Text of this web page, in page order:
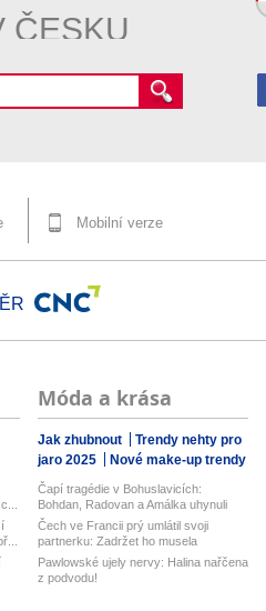
ČESKU
Mobilní verze
Móda a krása
Jak zhubnout
Trendy nehty pro
jaro 2025
Nové make-up trendy
Čapí tragédie v Bohuslavicích:
Bohdan, Radovan a Amálka uhynuli
Čech ve Francii prý umlátil svoji
partnerku: Zadržet ho musela
zásahov...
Pawlowské ujely nervy: Halina nařčena
z podvodu!